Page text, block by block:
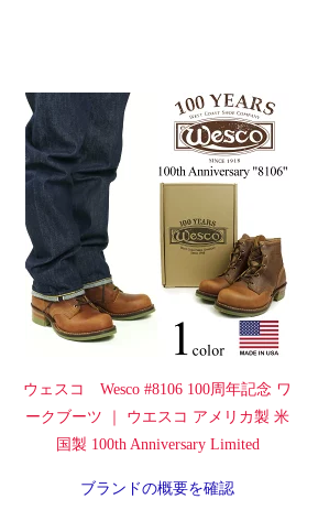
ウェスコ Wesco #8106 100周年記念 ワ
ークブーツ ｜ ウエスコ アメリカ製 米
国製 100th Anniversary Limited
ブランドの概要を確認